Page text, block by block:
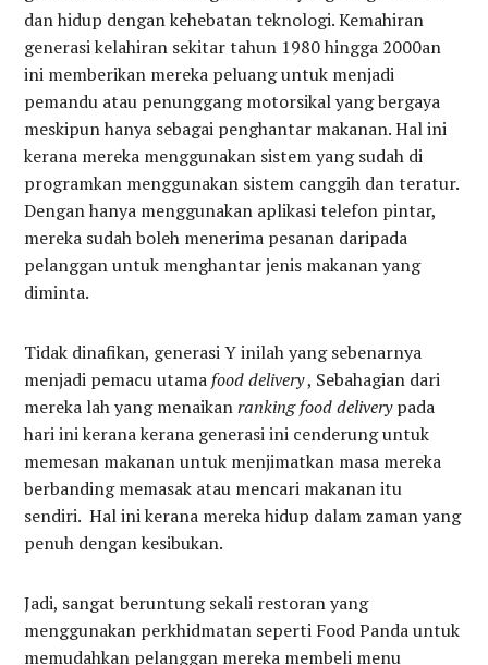
dan hidup dengan kehebatan teknologi. Kemahiran
generasi kelahiran sekitar tahun 1980 hingga 2000an
ini memberikan mereka peluang untuk menjadi
pemandu atau penunggang motorsikal yang bergaya
meskipun hanya sebagai penghantar makanan. Hal ini
kerana mereka menggunakan sistem yang sudah di
programkan menggunakan sistem canggih dan teratur.
Dengan hanya menggunakan aplikasi telefon pintar,
mereka sudah boleh menerima pesanan daripada
pelanggan untuk menghantar jenis makanan yang
diminta.
Tidak dinafikan, generasi Y inilah yang sebenarnya
menjadi pemacu utama food delivery, Sebahagian dari
mereka lah yang menaikanranking food deliverypada
hari ini kerana kerana generasi ini cenderung untuk
memesan makanan untuk menjimatkan masa mereka
berbanding memasak atau mencari makanan itu
sendiri. Hal ini kerana mereka hidup dalam zaman yang
penuh dengan kesibukan.
Jadi, sangat beruntung sekali restoran yang
menggunakan perkhidmatan seperti Food Panda untuk
memudahkan pelanggan mereka membeli menu